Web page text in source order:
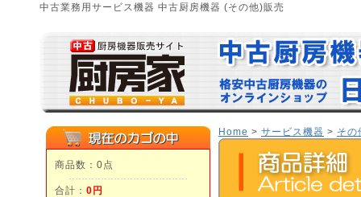
中古業務用サービス機器 中古厨房機器 (その他)販売
商品数：0点
合計： 0円
Home > サービス機器 > その